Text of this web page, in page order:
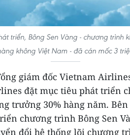
triển, Bông Sen Vàng - chương trình
không Việt Nam - đã cán mốc 3
giám đốc Vietnam
đặt mục tiêu phát triển
trưởng 30% hàng năm.
chương trình Bông Sen
đổi hệ thống lõi chương